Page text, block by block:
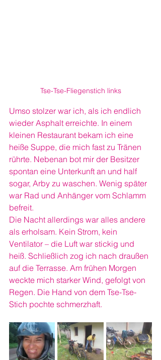
Tse-Tse-Fliegenstich links
Umso stolzer war ich, als ich endlich
wieder Asphalt erreichte. In einem
kleinen Restaurant bekam ich eine
heiße Suppe, die mich fast zu Tränen
rührte. Nebenan bot mir der Besitzer
spontan eine Unterkunft an und half
sogar, Arby zu waschen. Wenig später
war Rad und Anhänger vom Schlamm
befreit.
Die Nacht allerdings war alles andere
als erholsam. Kein Strom, kein
Ventilator – die Luft war stickig und
heiß. Schließlich zog ich nach draußen
auf die Terrasse. Am frühen Morgen
weckte mich starker Wind, gefolgt von
Regen. Die Hand von dem Tse-Tse-
Stich pochte schmerzhaft.